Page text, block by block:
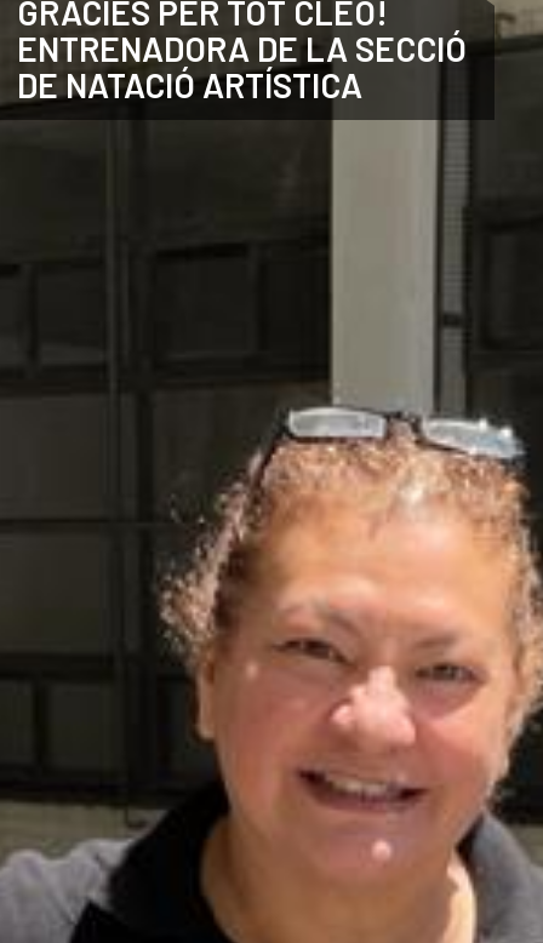
CATALÀ
GRÀCIES PER TOT CLEO!
ENTRENADORA DE LA SECCIÓ
DE NATACIÓ ARTÍSTICA